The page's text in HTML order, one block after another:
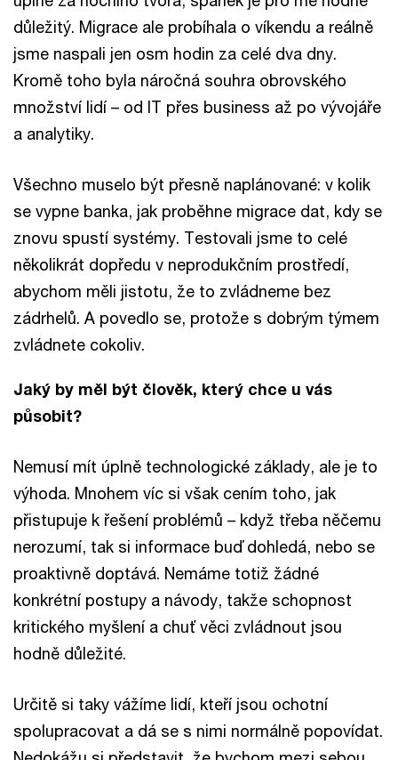
důležitý. Migrace ale probíhala o víkendu a reálně
jsme naspali jen osm hodin za celé dva dny.
Kromě toho byla náročná souhra obrovského
množství lidí – od IT přes business až po vývojáře
a analytiky.
Všechno muselo být přesně naplánované: v kolik
se vypne banka, jak proběhne migrace dat, kdy se
znovu spustí systémy. Testovali jsme to celé
několikrát dopředu v neprodukčním prostředí,
abychom měli jistotu, že to zvládneme bez
zádrhelů. A povedlo se, protože s dobrým týmem
zvládnete cokoliv.
Jaký by měl být člověk, který chce u vás
působit?
Nemusí mít úplně technologické základy, ale je to
výhoda. Mnohem víc si však cením toho, jak
přistupuje k řešení problémů – když třeba něčemu
nerozumí, tak si informace buď dohledá, nebo se
proaktivně doptává. Nemáme totiž žádné
konkrétní postupy a návody, takže schopnost
kritického myšlení a chuť věci zvládnout jsou
hodně důležité.
Určitě si taky vážíme lidí, kteří jsou ochotní
spolupracovat a dá se s nimi normálně popovídat.